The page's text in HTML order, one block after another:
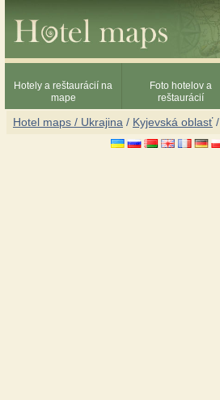
Hotely a reštaurácií na
mape
Foto hotelov a
reštaurácií
Hotel maps / Ukrajina / Kyjevská oblasť/